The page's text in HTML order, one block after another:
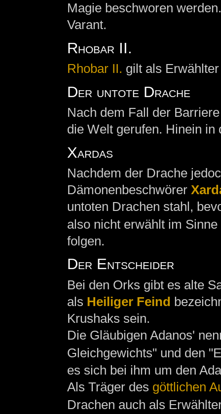
Magie beschworen werden.
Varant.
Rhobar II.
Rhobar II. gilt als
Der untote Drache
Nach dem Fall der
die Welt gerufen. Hinein in
Xardas
Nachdem der Drache
Dämonenbeschwörer
untoten Drachen stahl,
also nicht erwählt im
folgen.
Der Entscheider
Bei den Orks gibt es alte
als Heiliger Feind
Krushaks sein.
Die Gläubigen Adanos'
Gleichgewichts" und den
es sich bei ihm um den
Als Träger des göttlichen
Drachen auch als